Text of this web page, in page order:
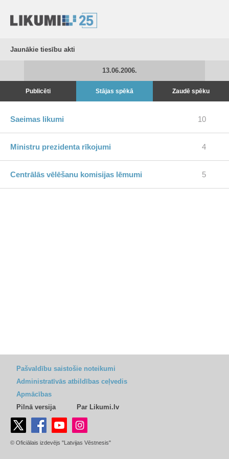
Jaunākie tiesību akti
13.06.2006.
Publicēti Stājas spēkā Zaudē spēku
Saeimas likumi 10
Ministru prezidenta rīkojumi 4
Centrālās vēlēšanu komisijas lēmumi 5
Pašvaldību saistošie noteikumi
Administratīvās atbildības ceļvedis
Apmācības
Pilnā versija
Par Likumi.lv
© Oficiālais izdevējs "Latvijas Vēstnesis"